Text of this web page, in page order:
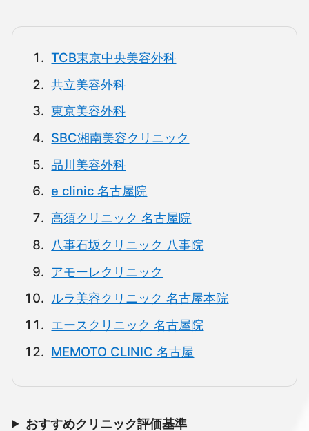
TCB東京中央美容外科
共立美容外科
東京美容外科
SBC湘南美容クリニック
品川美容外科
e clinic 名古屋院
高須クリニック 名古屋院
八事石坂クリニック 八事院
アモーレクリニック
ルラ美容クリニック 名古屋本院
エースクリニック 名古屋院
MEMOTO CLINIC 名古屋
おすすめクリニック評価基準